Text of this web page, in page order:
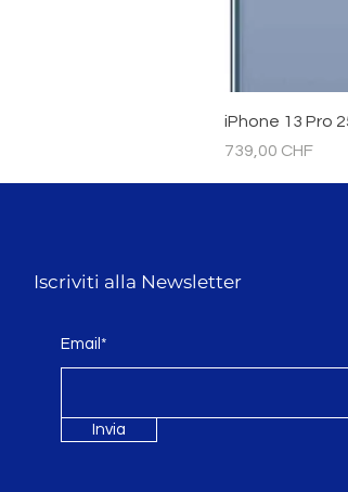
iPhone 13 Pro
Prezzo
739,00 CHF
Iscriviti alla Newsletter
Email*
Invia